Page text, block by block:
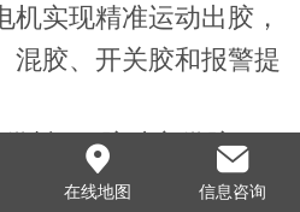
机实现精准运动出胶，
混胶、开关胶和报警提
供料,AB胶独立供胶
动供胶，配备两个大
在线地图 信息咨询